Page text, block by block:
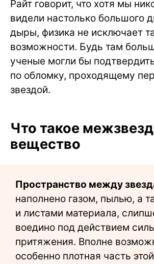
Райт говорит, что хотя мы
видели настолько большого
дыры, физика не исключает
возможности. Будь там
ученые могли бы
по обломку, проходящему
звездой.
Что такое
вещество
Пространство между
наполнено газом, пылью, а
и листами материала,
воедино под действием
притяжения. Вполне
особенно плотная часть этой